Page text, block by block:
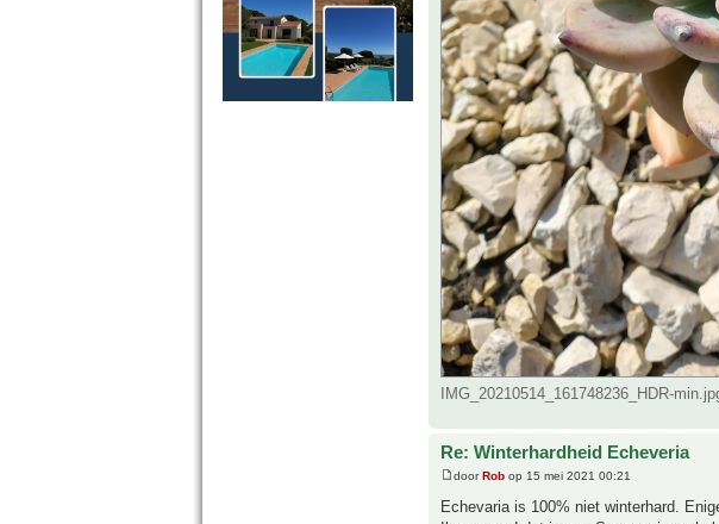
IMG_20210514_161748236_HDR-
Re: Winterhardheid Echeveria
doorRob op 15 mei 2021 00:21
Echevaria is 100% niet winterhard.